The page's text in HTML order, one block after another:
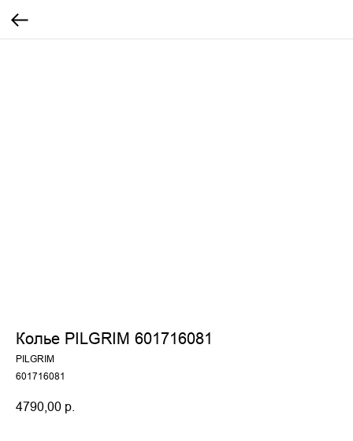
Колье PILGRIM 601716081
PILGRIM
601716081
4790,00 р.